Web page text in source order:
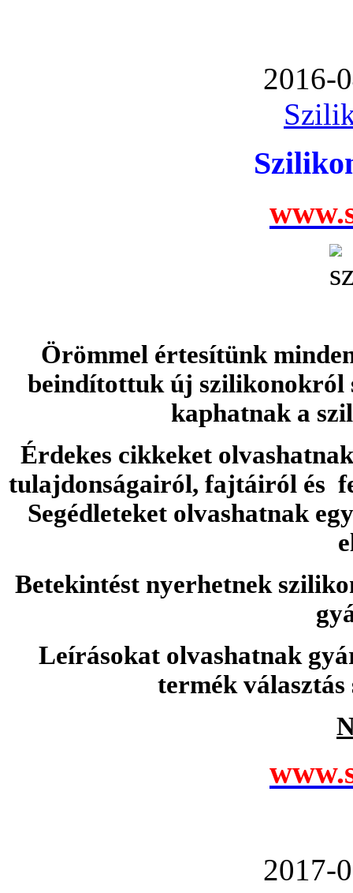
2016-
Örömmel értesítünk
beindítottuk új szilikonokról
kaphatnak a
Érdekes cikkeket
tulajdonságairól, fajtáiról és
Segédleteket olvashatnak
Betekintést nyerhetnek
Leírásokat olvashatnak
termék
2017-